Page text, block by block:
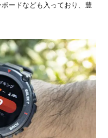
ードなども入っており、豊